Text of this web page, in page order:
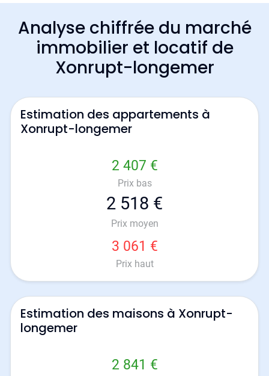
Analyse chiffrée du marché
immobilier et locatif de
Xonrupt-longemer
Estimation des appartements à
Xonrupt-longemer
2 407 €
Prix bas
2 518 €
Prix moyen
3 061 €
Prix haut
Estimation des maisons à Xonrupt-
longemer
2 841 €